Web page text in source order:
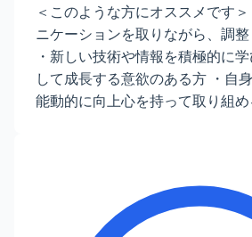
＜このような方にオススメです＞
ニケーションを取りながら、調
・新しい技術や情報を積極的に
して成長する意欲のある方 ・自
能動的に向上心を持って取り組